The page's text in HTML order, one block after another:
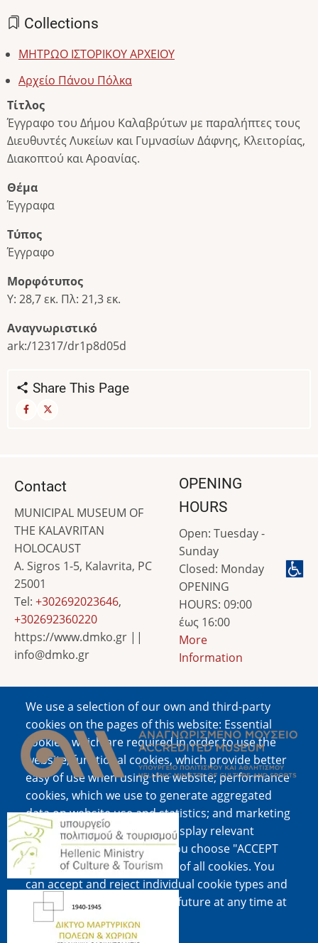
Collections
ΜΗΤΡΩΟ ΙΣΤΟΡΙΚΟΥ ΑΡΧΕΙΟΥ
Αρχείο Πάνου Πόλκα
Τίτλος
Έγγραφο του Δήμου Καλαβρύτων με παραλήπτες τους
Διευθυντές Λυκείων και Γυμνασίων Δάφνης, Κλειτορίας,
Διακοπτού και Αροανίας.
Θέμα
Έγγραφα
Τύπος
Έγγραφο
Μορφότυπος
Υ: 28,7 εκ. Πλ: 21,3 εκ.
Αναγνωριστικό
ark:/12317/dr1p8d05d
Share This Page
We use a selection of our own and third-party
cookies on the pages of this website: Essential
cookies, which are required in order to use the
website; functional cookies, which provide better
easy of use when using the website; performance
cookies, which we use to generate aggregated
data on website use and statistics; and marketing
cookies, which are used to display relevant
content and advertising. If you choose "ACCEPT
ALL", you consent to the use of all cookies. You
can accept and reject individual cookie types and
revoke your consent for the future at any time at
"Settings".
Contact
MUNICIPAL MUSEUM OF
THE KALAVRITAN
HOLOCAUST
A. Sigros 1-5, Kalavrita, PC
25001
Tel: +302692023646,
+302692360220
https://www.dmko.gr ||
info@dmko.gr
OPENING
HOURS
Open: Tuesday -
Sunday
Closed: Monday
OPENING
HOURS: 09:00
έως 16:00
More
Information
Image
Image
Image